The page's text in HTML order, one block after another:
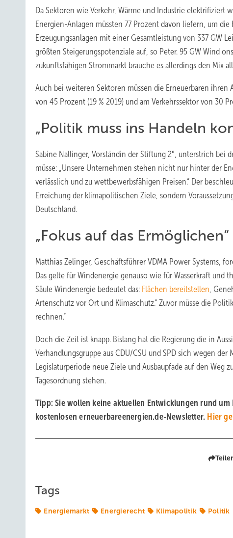
Da Sektoren wie Verkehr, Wärme und Industrie elektrifiziert
Energien-Anlagen müssten 77 Prozent davon liefern, um
Erzeugungsanlagen mit einer Gesamtleistung von 337 GW
größten Steigerungspotenziale auf, so Peter. 95 GW Wind
zukunftsfähigen Strommarkt brauche es allerdings den Mix
Auch bei weiteren Sektoren müssen die Erneuerbaren
von 45 Prozent (19 % 2019) und am Verkehrssektor von 30
„Politik muss ins Handeln
Sabine Nallinger, Vorständin der Stiftung 2°, unterstrich bei
müsse: „Unsere Unternehmen stehen nicht nur hinter der
verlässlich und zu wettbewerbsfähigen Preisen.“ Der
Erreichung der klimapolitischen Ziele, sondern
Deutschland.
„Fokus auf das Ermöglichen“
Matthias Zelinger, Geschäftsführer VDMA Power Systems,
Das gelte für Windenergie genauso wie für Wasserkraft und
Säule Windenergie bedeutet das: Flächen bereitstellen,
Artenschutz vor Ort und Klimaschutz.“ Zuvor müsse die
rechnen.“
Doch die Zeit ist knapp. Bislang hat die Regierung die in
Verhandlungsgruppe aus CDU/CSU und SPD sich wegen
Legislaturperiode neue Ziele und Ausbaupfade auf den Weg
Tagesordnung stehen.
Tipp: Sie wollen keine aktuellen Entwicklungen rund
kostenlosen erneuerbareenergien.de-Newsletter. Hier
Tags
Energiemarkt Energierecht Klimapolitik Politik